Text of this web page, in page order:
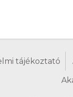
tájékoztató